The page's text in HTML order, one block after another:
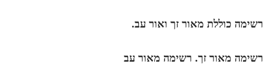
אתר הבית
רשימה כוללת מאור זך ואור עב.
רשימה מאור זך. רשימה מאור עב